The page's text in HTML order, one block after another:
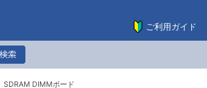
ご利用ガイド
SDRAM DIMMボード